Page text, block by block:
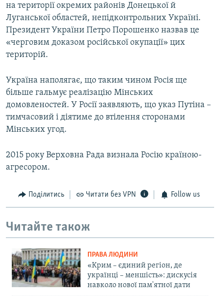
на території окремих районів Донецької й
Луганської областей, непідконтрольних Україні.
Президент України Петро Порошенко назвав це
«черговим доказом російської окупації» цих
територій.
Україна наполягає, що таким чином Росія ще
більше гальмує реалізацію Мінських
домовленостей. У Росії заявляють, що указ Путіна –
тимчасовий і діятиме до втілення сторонами
Мінських угод.
2015 року Верховна Рада визнала Росію країною-
агресором.
Поділитись Читати без VPN Follow us
Читайте також
ПРАВА ЛЮДИНИ
«Крим – єдиний регіон, де
українці – меншість»: дискусія
навколо нової пам'ятної дати